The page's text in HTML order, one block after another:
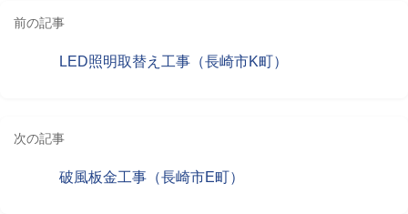
前の記事
LED照明取替え工事（長崎市K町）
次の記事
破風板金工事（長崎市E町）